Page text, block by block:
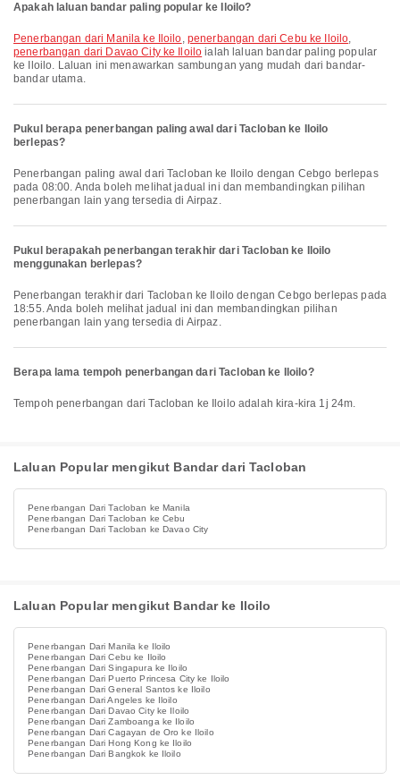
Apakah laluan bandar paling popular ke Iloilo?
penerbangan dari Manila ke Iloilo, penerbangan dari Cebu ke Iloilo,
penerbangan dari Davao City ke Iloilo ialah laluan bandar paling popular
ke Iloilo. Laluan ini menawarkan sambungan yang mudah dari bandar-
bandar utama.
Pukul berapa penerbangan paling awal dari Tacloban ke Iloilo
berlepas?
Penerbangan paling awal dari Tacloban ke Iloilo dengan Cebgo berlepas
pada 08:00. Anda boleh melihat jadual ini dan membandingkan pilihan
penerbangan lain yang tersedia di Airpaz.
Pukul berapakah penerbangan terakhir dari Tacloban ke Iloilo
menggunakan berlepas?
Penerbangan terakhir dari Tacloban ke Iloilo dengan Cebgo berlepas pada
18:55. Anda boleh melihat jadual ini dan membandingkan pilihan
penerbangan lain yang tersedia di Airpaz.
Berapa lama tempoh penerbangan dari Tacloban ke Iloilo?
Tempoh penerbangan dari Tacloban ke Iloilo adalah kira-kira 1j 24m.
Laluan Popular mengikut Bandar dari Tacloban
Penerbangan Dari Tacloban ke Manila
Penerbangan Dari Tacloban ke Cebu
Penerbangan Dari Tacloban ke Davao City
Laluan Popular mengikut Bandar ke Iloilo
Penerbangan Dari Manila ke Iloilo
Penerbangan Dari Cebu ke Iloilo
Penerbangan Dari Singapura ke Iloilo
Penerbangan Dari Puerto Princesa City ke Iloilo
Penerbangan Dari General Santos ke Iloilo
Penerbangan Dari Angeles ke Iloilo
Penerbangan Dari Davao City ke Iloilo
Penerbangan Dari Zamboanga ke Iloilo
Penerbangan Dari Cagayan de Oro ke Iloilo
Penerbangan Dari Hong Kong ke Iloilo
Penerbangan Dari Bangkok ke Iloilo